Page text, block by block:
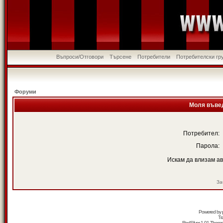
Въпроси/Отговори Търсене Потребители Потребителски
Форуми
Моля
Потребител:
Парола:
Искам да влизам
Powered by